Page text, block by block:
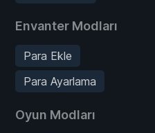
Envanter Modları
Para Ekle
Para Ayarlama
Oyun Modları